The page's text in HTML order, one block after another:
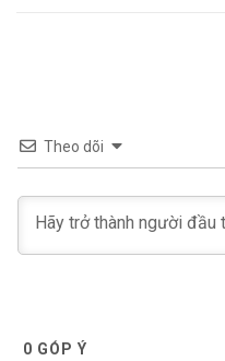
Theo dõi
0 GÓP Ý